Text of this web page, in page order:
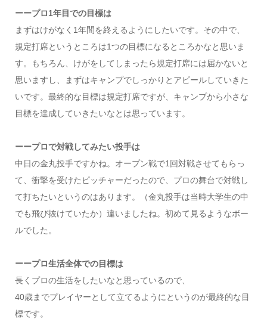
ーープロ1年目での目標は
まずはけがなく1年間を終えるようにしたいです。その中で、
規定打席というところは1つの目標になるところかなと思いま
す。もちろん、けがをしてしまったら規定打席には届かないと
思いますし、まずはキャンプでしっかりとアピールしていきた
いです。最終的な目標は規定打席ですが、キャンプから小さな
目標を達成していきたいなとは思っています。
ーープロで対戦してみたい投手は
中日の金丸投手ですかね。オープン戦で1回対戦させてもらっ
て、衝撃を受けたピッチャーだったので、プロの舞台で対戦し
て打ちたいというのはあります。（金丸投手は当時大学生の中
でも飛び抜けていたか）違いましたね。初めて見るようなボー
ルでした。
ーープロ生活全体での目標は
長くプロの生活をしたいなと思っているので、
40歳までプレイヤーとして立てるようにというのが最終的な目
標です。